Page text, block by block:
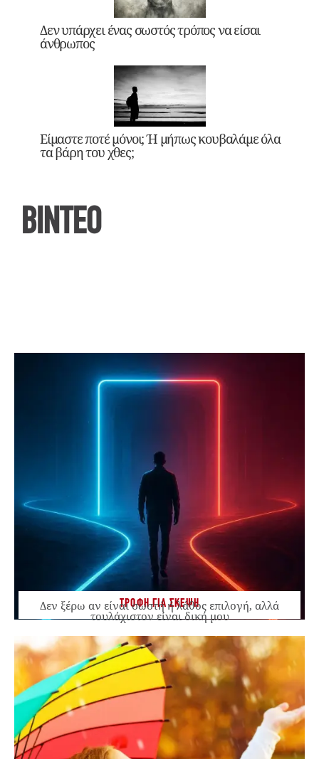
Δεν υπάρχει ένας σωστός τρόπος να είσαι
άνθρωπος
Είμαστε ποτέ μόνοι; Ή μήπως κουβαλάμε όλα
τα βάρη του χθες;
ΒΙΝΤΕΟ
ΤΡΟΦΗ ΓΙΑ ΣΚΕΨΗ
Δεν ξέρω αν είναι σωστή ή λάθος επιλογή, αλλά
τουλάχιστον είναι δική μου